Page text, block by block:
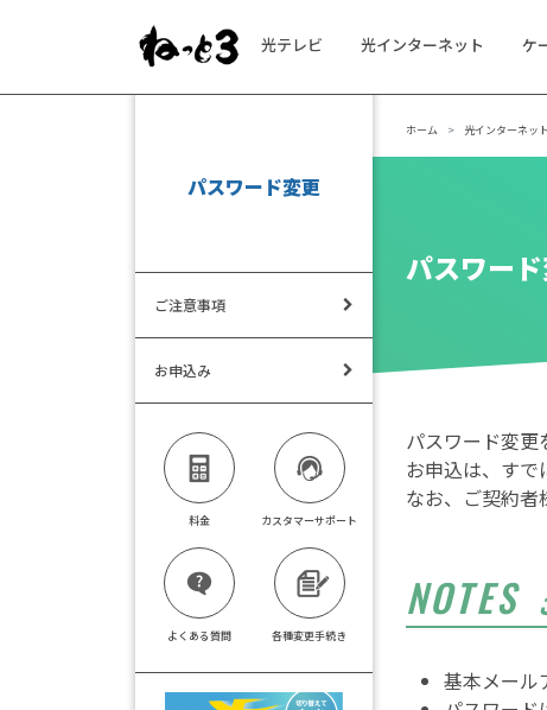
メインナビゲーション
光テレビ 光インターネット ケ
ホーム 光インターネット
パスワー
パスワード変更
お申込は、すで
なお、ご契約
NOTES
基本メール
パスワード変更
ご注意事項
お申込み
料金 カスタマーサポート
よくある質問 各種変更手続き